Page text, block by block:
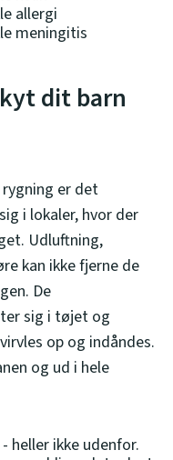
allergi
meningitis
dit barn
er det
i lokaler, hvor der
Udluftning,
kan ikke fjerne de
De
sig i tøjet og
op og indåndes.
og ud i hele
heller ikke udenfor.